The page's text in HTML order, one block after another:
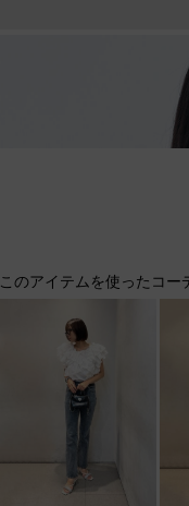
このアイテムを使ったコー